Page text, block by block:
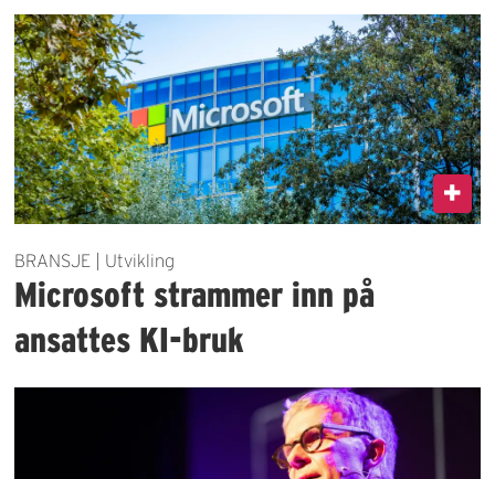
BRANSJE | Utvikling
Microsoft strammer inn på
ansattes KI-bruk